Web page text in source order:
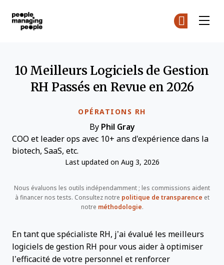
OPÉRATIONS RH
10 Meilleurs Logiciels de Gestion
RH Passés en Revue en 2026
By Phil Gray
COO et leader ops avec 10+ ans d'expérience dans la
biotech, SaaS, etc.
Last updated on Aug 3, 2026
Nous évaluons les outils indépendamment ; les commissions aident
à financer nos tests. Consultez notre politique de transparence et
notre méthodologie.
En tant que spécialiste RH, j’ai évalué les meilleurs
logiciels de gestion RH pour vous aider à optimiser
l’efficacité de votre personnel et renforcer